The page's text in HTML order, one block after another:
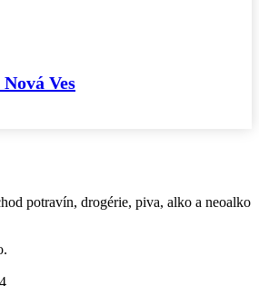
Ves
potravín, drogérie, piva, alko a neoalko